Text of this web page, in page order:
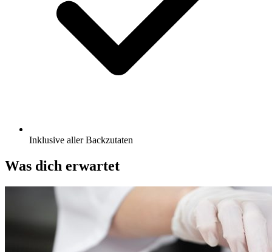
Inklusive aller Backzutaten
Was dich erwartet